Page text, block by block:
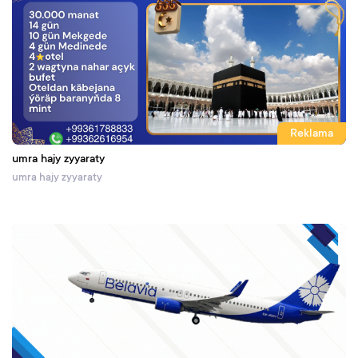
Reklama
umra hajy zyyaraty
umra hajy zyyaraty